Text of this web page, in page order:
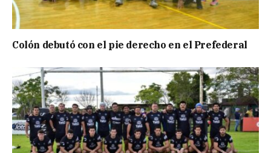
Colón debutó con el pie derecho en el Prefederal